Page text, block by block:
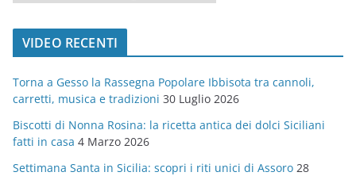
a
t
o
r
i
e
VIDEO RECENTI
Torna a Gesso la Rassegna Popolare Ibbisota tra cannoli,
carretti, musica e tradizioni 30 Luglio 2026
Biscotti di Nonna Rosina: la ricetta antica dei dolci Siciliani
fatti in casa 4 Marzo 2026
Settimana Santa in Sicilia: scopri i riti unici di Assoro 28